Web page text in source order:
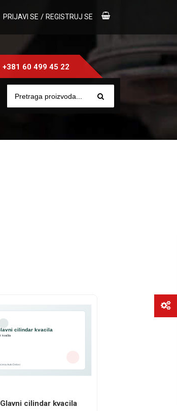
PRIJAVI SE / REGISTRUJ SE
+381 60 499 45 22
Glavni cilindar kvacila